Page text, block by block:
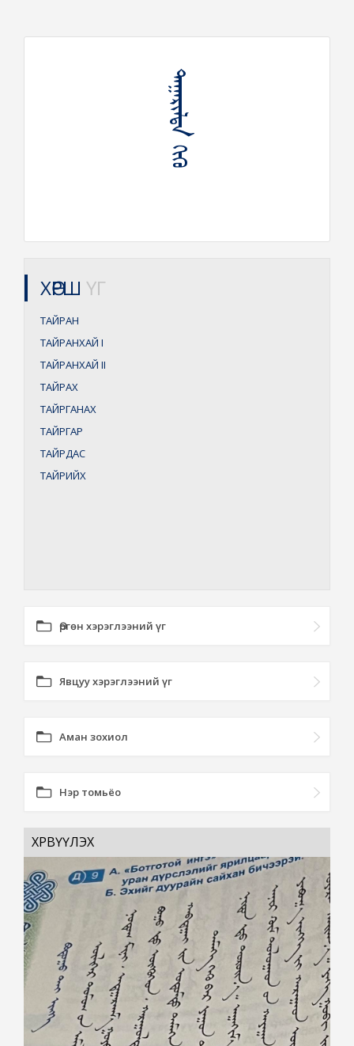
ᠲᠠᠭᠠᠷᠢᠯᠲᠠ ᠬᠢᠬᠦ
ХӨРШ ҮГ
ТАЙРАН
ТАЙРАНХАЙ I
ТАЙРАНХАЙ II
ТАЙРАХ
ТАЙРГАНАХ
ТАЙРГАР
ТАЙРДАС
ТАЙРИЙХ
Өргөн хэрэглээний үг
Явцуу хэрэглээний үг
Аман зохиол
Нэр томьёо
ХӨРВҮҮЛЭХ